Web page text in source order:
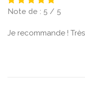
Note de : 5 / 5
Je recommande !